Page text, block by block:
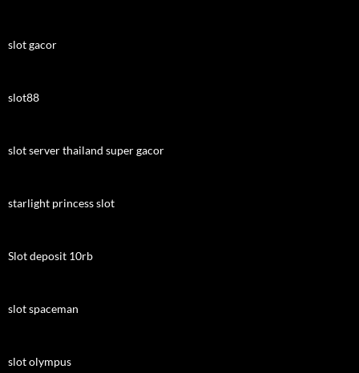
slot gacor
slot88
slot server thailand super gacor
starlight princess slot
Slot deposit 10rb
slot spaceman
slot olympus